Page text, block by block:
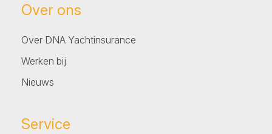
Over ons
Over DNA Yachtinsurance
Werken bij
Nieuws
Service